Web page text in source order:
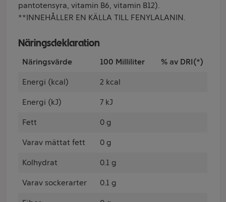
pantotensyra, vitamin B6, vitamin B12).
**INNEHÅLLER EN KÄLLA TILL FENYLALANIN.
Näringsdeklaration
Näringsvärde 100 Milliliter % av DRI(*)
Energi (kcal) 2 kcal
Energi (kJ) 7 kJ
Fett 0 g
Varav mättat fett 0 g
Kolhydrat 0.1 g
Varav sockerarter 0.1 g